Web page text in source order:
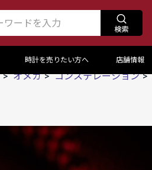
時計を売りたい方へ 店舗情報
オメガ コンステレーション